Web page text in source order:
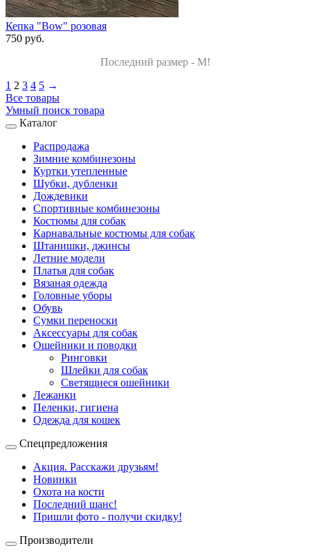
Кепка "Bow" розовая
750 руб.
Последний размер - M!
1 2 3 4 5 →
Все товары
Умный поиск товара
Каталог
Распродажа
Зимние комбинезоны
Куртки утепленные
Шубки, дубленки
Дождевики
Спортивные комбинезоны
Костюмы для собак
Карнавальные костюмы для собак
Штанишки, джинсы
Летние модели
Платья для собак
Вязаная одежда
Головные уборы
Обувь
Сумки переноски
Аксессуары для собак
Ошейники и поводки
Ринговки
Шлейки для собак
Светящиеся ошейники
Лежанки
Пеленки, гигиена
Одежда для кошек
Спецпредложения
Акция. Расскажи друзьям!
Новинки
Охота на кости
Последний шанс!
Пришли фото - получи скидку!
Производители